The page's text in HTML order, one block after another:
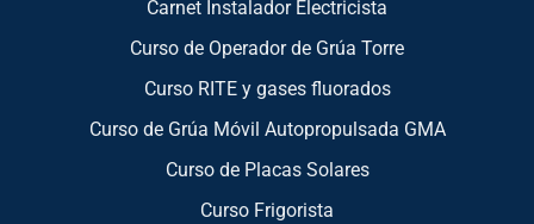
Carnet Instalador Electricista
Curso de Operador de Grúa Torre
Curso RITE y gases fluorados
Curso de Grúa Móvil Autopropulsada GMA
Curso de Placas Solares
Curso Frigorista